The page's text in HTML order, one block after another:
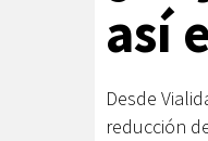
así
Desde
reducción